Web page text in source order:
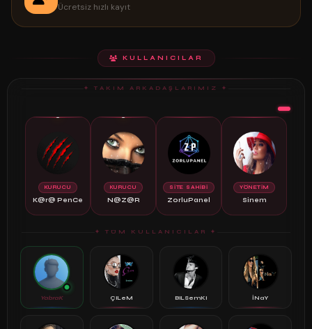
Ücretsiz hızlı kayıt
KULLANICILAR
✦ TAKIM ARKADAŞLARIMIZ ✦
🔴
KURUCU
K@r@ PenCe
🔴
KURUCU
N@Z@R
👑
SİTE SAHİBİ
ZorluPanel
⭐
YÖNETİM
Sinem
✦ TÜM KULLANICILAR ✦
YabraK ÇiLeM BiLSemKi İNaY